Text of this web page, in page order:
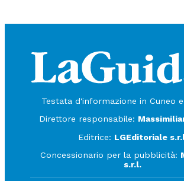
Testata d'informazione in Cuneo
Direttore responsabile:
Editrice: LGEditoriale
Concessionario per la pubblicità:
s.r.l.